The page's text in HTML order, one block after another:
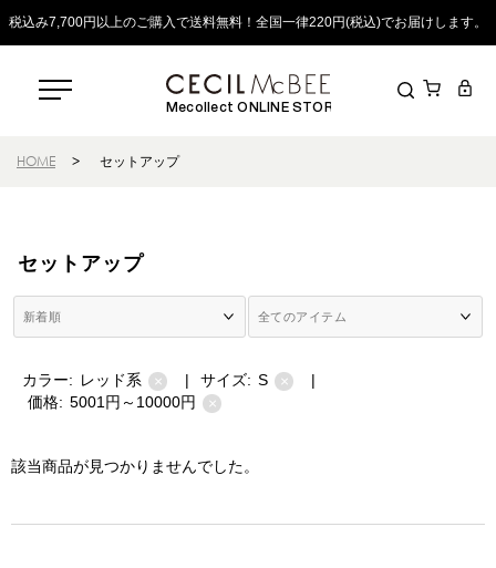
税込み7,700円以上のご購入で送料無料！全国一律220円(税込)でお届けします。
Mecollect ONLINE STORE
HOME > セットアップ
セットアップ
カラー: レッド系 × | サイズ: S ×
|
価格: 5001円～10000円 ×
該当商品が見つかりませんでした。